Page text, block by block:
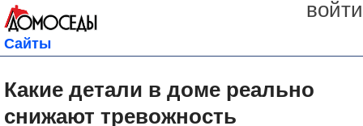
войти
Сайты
Какие детали в доме реально
снижают тревожность